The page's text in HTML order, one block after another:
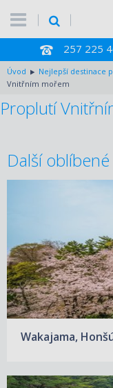
257 225
Úvod Nejlepší destinace
Vnitřním mořem
Proplutí
Další
Wakajama,